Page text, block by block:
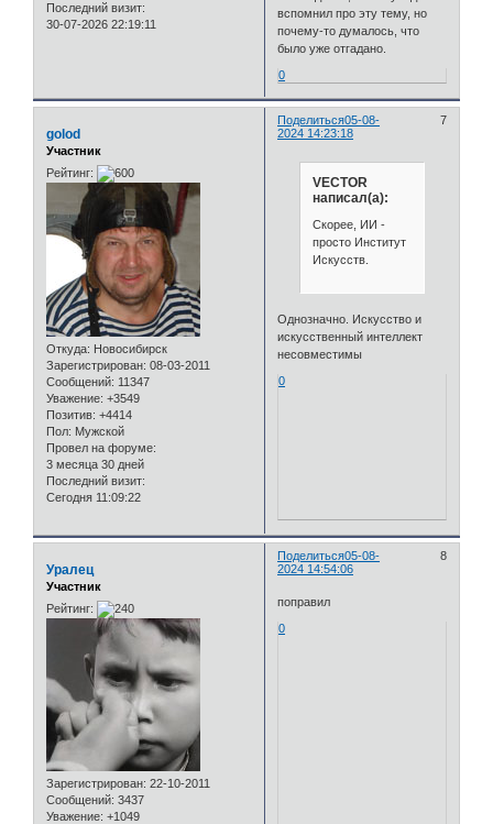
Последний визит:
30-07-2026 22:19:11
вспомнил про эту тему, но
почему-то думалось, что
было уже отгадано.
0
Поделиться 7
05-08-
2024 14:23:18
golod
Участник
Рейтинг:
Откуда: Новосибирск
Зарегистрирован: 08-03-2011
Сообщений: 11347
Уважение: +3549
Позитив: +4414
Пол: Мужской
Провел на форуме:
3 месяца 30 дней
Последний визит:
Сегодня 11:09:22
VECTOR
написал(а):
Скорее, ИИ -
просто Институт
Искусств.
Однозначно. Искусство и
искусственный интеллект
несовместимы
0
Поделиться 8
05-08-
2024 14:54:06
Уралец
Участник
Рейтинг:
Зарегистрирован: 22-10-2011
Сообщений: 3437
Уважение: +1049
поправил
0